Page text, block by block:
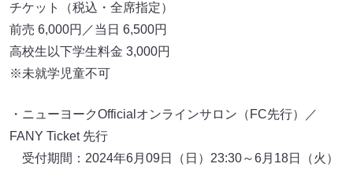
チケット（税込・全席指定）
前売 6,000円／当日 6,500円
高校生以下学生料金 3,000円
※未就学児童不可
・ニューヨークOfficialオンラインサロン（FC先行）／
FANY Ticket 先行
受付期間：2024年6月09日（日）23:30～6月18日（火）